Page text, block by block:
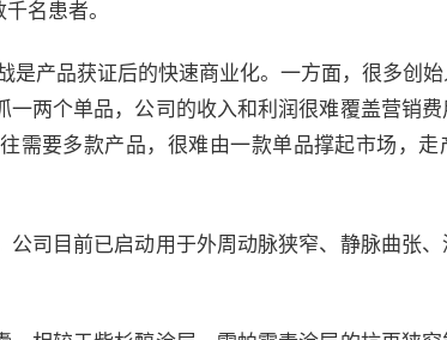
名患者。
是产品获证后的快速商业化。一方面，很多创
两个单品，公司的收入和利润很难覆盖营销费
需要多款产品，很难由一款单品撑起市场，
司目前已启动用于外周动脉狭窄、静脉曲张